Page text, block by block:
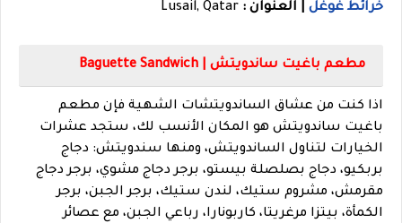
خرائط غوغل | العنوان : Lusail, Qatar
مطعم باغيت ساندويتش | Baguette Sandwich
اذا كنت من عشاق الساندويتشات الشهية فإن مطعم
باغيت ساندويتش هو المكان الأنسب لك، ستجد عشرات
الخيارات لتناول الساندويتش، ومنها سندويتش: دجاج
بربكيو، دجاج بصلصلة بيستو، برجر دجاج مشوي، برجر دجاج
مقرمش، مشروم ستيك، لندن ستيك، برجر الجبن، برجر
الكمأة، بيتزا مرغريتا، كاربونارا، رباعي الجبن، مع عصائر